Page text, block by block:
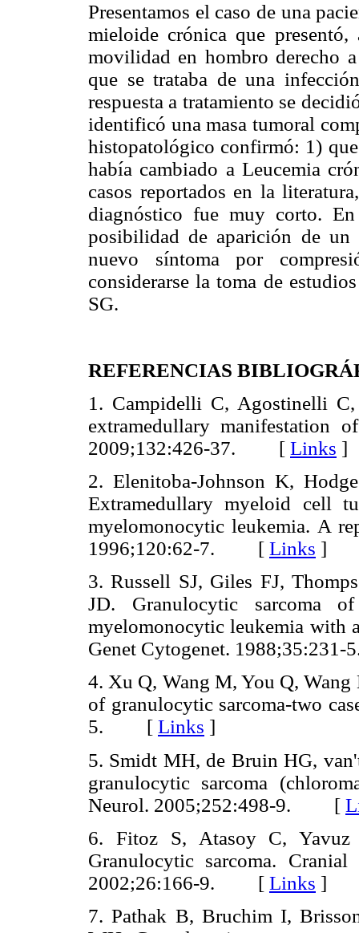
Presentamos el caso de una
mieloide crónica que
movilidad en hombro derecho
que se trataba de una
respuesta a tratamiento se
identificó una masa tumoral
histopatológico confirmó: 1)
había cambiado a Leucemia
casos reportados en la
diagnóstico fue muy corto.
posibilidad de aparición de un
nuevo síntoma por
considerarse la toma de
SG.
REFERENCIAS
1. Campidelli C, Agostinelli
extramedullary manifestation
2009;132:426-37. [ Links ]
2. Elenitoba-Johnson K,
Extramedullary myeloid cell
myelomonocytic leukemia. A
1996;120:62-7. [ Links ]
3. Russell SJ, Giles FJ,
JD. Granulocytic sarcoma
myelomonocytic leukemia with
Genet Cytogenet.
4. Xu Q, Wang M, You Q, Wang
of granulocytic sarcoma-two
5. [ Links ]
5. Smidt MH, de Bruin HG,
granulocytic sarcoma
Neurol. 2005;252:498-9. [
6. Fitoz S, Atasoy C,
Granulocytic sarcoma.
2002;26:166-9. [ Links ]
7. Pathak B, Bruchim I,